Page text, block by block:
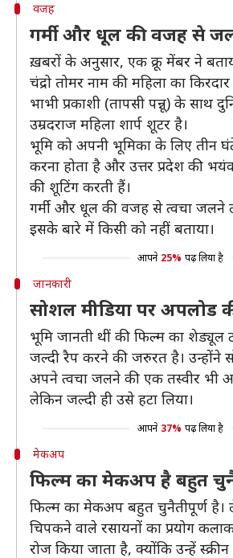
वजह
गर्मी और धूल की वजह से
ख़बरों के अनुसार, एक क्रू मेंबर ने
चंद्रो तोमर नाम की महिला का
भाभी प्रकाशी (तापसी पन्नू) के साथ
उम्रदराज महिला शार्प शूटर है।
भूमि को अपनी भूमिका के लिए तीन
करना होता है और उत्तर प्रदेश की
की शूटिंग करती हैं।
गर्मी और धूल की वजह से त्वचा जलने
इसके बारे में किसी को नहीं बताया।
आपने 25% पढ़ लिया है
जानकारी
सोशल मीडिया पर अपलोड
भूमि जानती थीं की फिल्म का शेड्यूल
जल्दी रैप करने की जरुरत है। उन्होंने
अपने त्वचा जलने की एक तस्वीर भी
लेकिन जल्दी ही उसे हटा लिया।
आपने 37% पढ़ लिया है
मेकअप
फिल्म का मेकअप है बहुत
फिल्म का मेकअप बहुत चुनैतीपूर्ण
चिपकने वाले रसायनों का प्रयोग
रोज किया जाता है, क्योंकि उन्हें